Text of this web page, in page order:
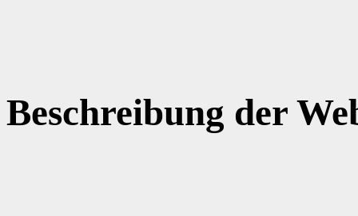
Beschreibung der